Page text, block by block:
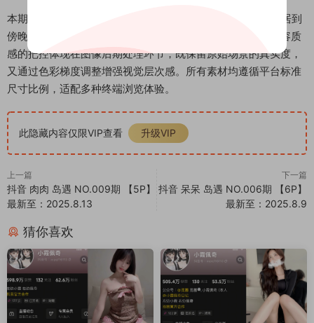
本期12张图片完整记录小霞佩奇的单日生活轨迹，从晨间起居到
傍晚休憩，通过视觉叙事展现博主日常状态。岛遇平台对内容质
感的把控体现在图像后期处理环节，既保留原始场景的真实度，
又通过色彩梯度调整增强视觉层次感。所有素材均遵循平台标准
尺寸比例，适配多种终端浏览体验。
此隐藏内容仅限VIP查看 升级VIP
上一篇
抖音 肉肉 岛遇 NO.009期 【5P】
最新至：2025.8.13
下一篇
抖音 呆呆 岛遇 NO.006期 【6P】
最新至：2025.8.9
猜你喜欢